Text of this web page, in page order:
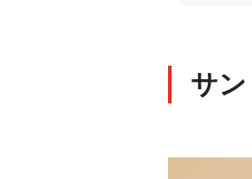
サ